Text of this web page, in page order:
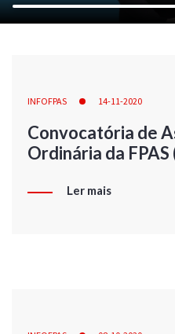
INFOFPAS 14-11-2020
Convocatória de
Ordinária da
Ler mais